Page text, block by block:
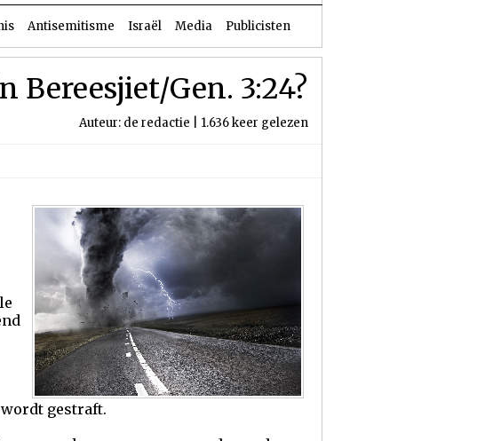
Antisemitisme Israël Media Publicisten
Bereesjiet/Gen. 3:24?
Auteur: de redactie | 1.636 keer gelezen
gestraft.